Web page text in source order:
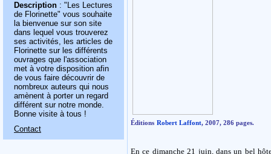
Description : "Les Lectures
de Florinette" vous souhaite
la bienvenue sur son site
dans lequel vous trouverez
ses activités, les articles de
Florinette sur les différents
ouvrages que l'association
met à votre disposition afin
de vous faire découvrir de
nombreux auteurs qui nous
amènent à porter un regard
différent sur notre monde.
Bonne visite à tous !
Contact
Éditions Robert Laffont, 2007, 286 pages.
En ce dimanche 21 juin, dans un bel